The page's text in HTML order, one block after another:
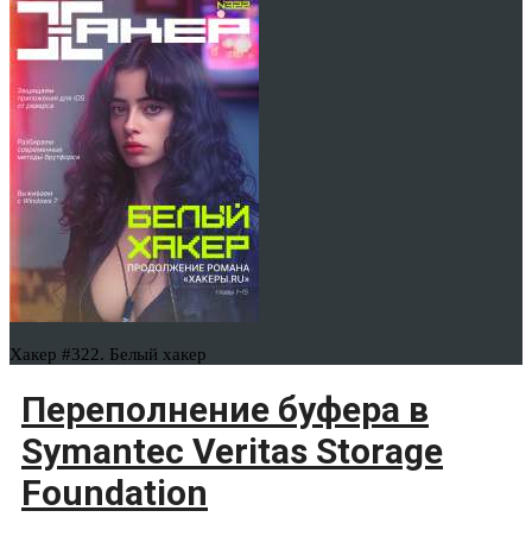
Хакер #322. Белый хакер
Переполнение буфера в
Symantec Veritas Storage
Foundation